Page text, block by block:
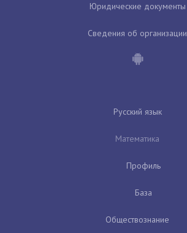
Юридические документы
Сведения об организации
Русский язык
Математика
Профиль
База
Обществознание